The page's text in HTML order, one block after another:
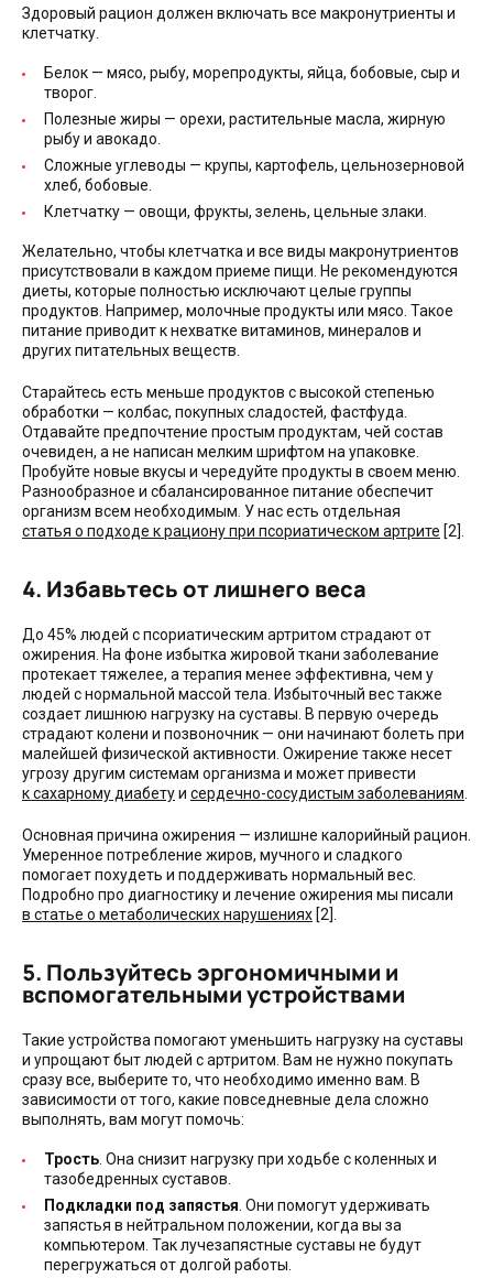
Здоровый рацион должен включать все макронутриенты и
клетчатку.
Белок — мясо, рыбу, морепродукты, яйца, бобовые, сыр и
творог.
Полезные жиры — орехи, растительные масла, жирную
рыбу и авокадо.
Сложные углеводы — крупы, картофель, цельнозерновой
хлеб, бобовые.
Клетчатку — овощи, фрукты, зелень, цельные злаки.
Желательно, чтобы клетчатка и все виды макронутриентов
присутствовали в каждом приеме пищи. Не рекомендуются
диеты, которые полностью исключают целые группы
продуктов. Например, молочные продукты или мясо. Такое
питание приводит к нехватке витаминов, минералов и
других питательных веществ.
Старайтесь есть меньше продуктов с высокой степенью
обработки — колбас, покупных сладостей, фастфуда.
Отдавайте предпочтение простым продуктам, чей состав
очевиден, а не написан мелким шрифтом на упаковке.
Пробуйте новые вкусы и чередуйте продукты в своем меню.
Разнообразное и сбалансированное питание обеспечит
организм всем необходимым. У нас есть отдельная
статья о подходе к рациону при псориатическом артрите [2].
4. Избавьтесь от лишнего веса
До 45% людей с псориатическим артритом страдают от
ожирения. На фоне избытка жировой ткани заболевание
протекает тяжелее, а терапия менее эффективна, чем у
людей с нормальной массой тела. Избыточный вес также
создает лишнюю нагрузку на суставы. В первую очередь
страдают колени и позвоночник — они начинают болеть при
малейшей физической активности. Ожирение также несет
угрозу другим системам организма и может привести
к сахарному диабетуи сердечно-сосудистым заболеваниям
Основная причина ожирения — излишне калорийный рацион.
Умеренное потребление жиров, мучного и сладкого
помогает похудеть и поддерживать нормальный вес.
Подробно про диагностику и лечение ожирения мы писали
в статье о метаболических нарушениях [2].
5. Пользуйтесь эргономичными и
вспомогательными устройствами
Такие устройства помогают уменьшить нагрузку на суставы
и упрощают быт людей с артритом. Вам не нужно покупать
сразу все, выберите то, что необходимо именно вам. В
зависимости от того, какие повседневные дела сложно
выполнять, вам могут помочь:
Трость . Она снизит нагрузку при ходьбе с коленных и
тазобедренных суставов.
Подкладки под запястья . Они помогут удерживать
запястья в нейтральном положении, когда вы за
компьютером. Так лучезапястные суставы не будут
перегружаться от долгой работы.